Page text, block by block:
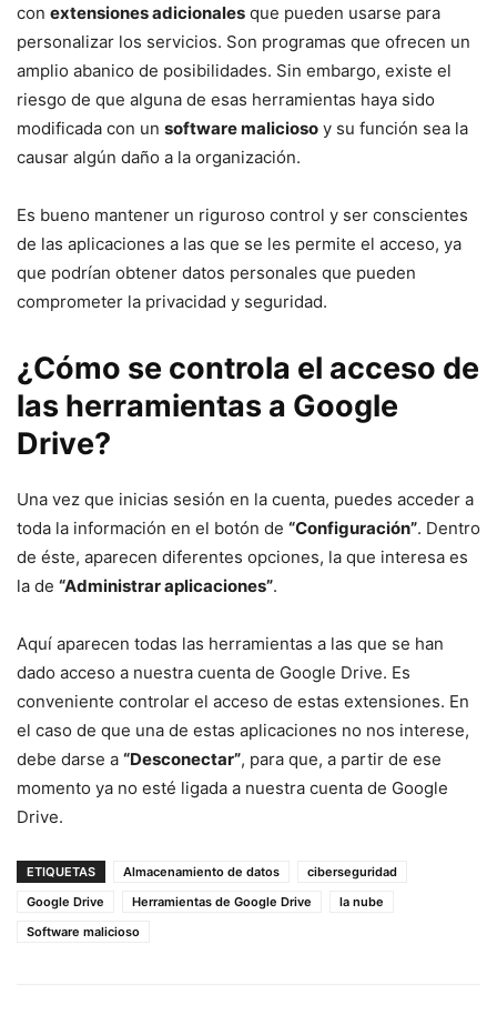
con extensiones adicionales que pueden usarse para
personalizar los servicios. Son programas que ofrecen un
amplio abanico de posibilidades. Sin embargo, existe el
riesgo de que alguna de esas herramientas haya sido
modificada con un software malicioso y su función sea la
causar algún daño a la organización.
Es bueno mantener un riguroso control y ser conscientes
de las aplicaciones a las que se les permite el acceso, ya
que podrían obtener datos personales que pueden
comprometer la privacidad y seguridad.
¿Cómo se controla el acceso de
las herramientas a Google
Drive?
Una vez que inicias sesión en la cuenta, puedes acceder a
toda la información en el botón de “Configuración”. Dentro
de éste, aparecen diferentes opciones, la que interesa es
la de “Administrar aplicaciones”.
Aquí aparecen todas las herramientas a las que se han
dado acceso a nuestra cuenta de Google Drive. Es
conveniente controlar el acceso de estas extensiones. En
el caso de que una de estas aplicaciones no nos interese,
debe darse a “Desconectar”, para que, a partir de ese
momento ya no esté ligada a nuestra cuenta de Google
Drive.
ETIQUETAS Almacenamiento de datos
ciberseguridad
Google Drive
Herramientas de Google Drive
la nube
Software malicioso